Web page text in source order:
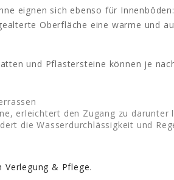
eignen sich ebenso für
Oberfläche eine warme und
und Pflastersteine können je
erleichtert den Zugang zu darunter
die Wasserdurchlässigkeit und
Verlegung & Pflege.